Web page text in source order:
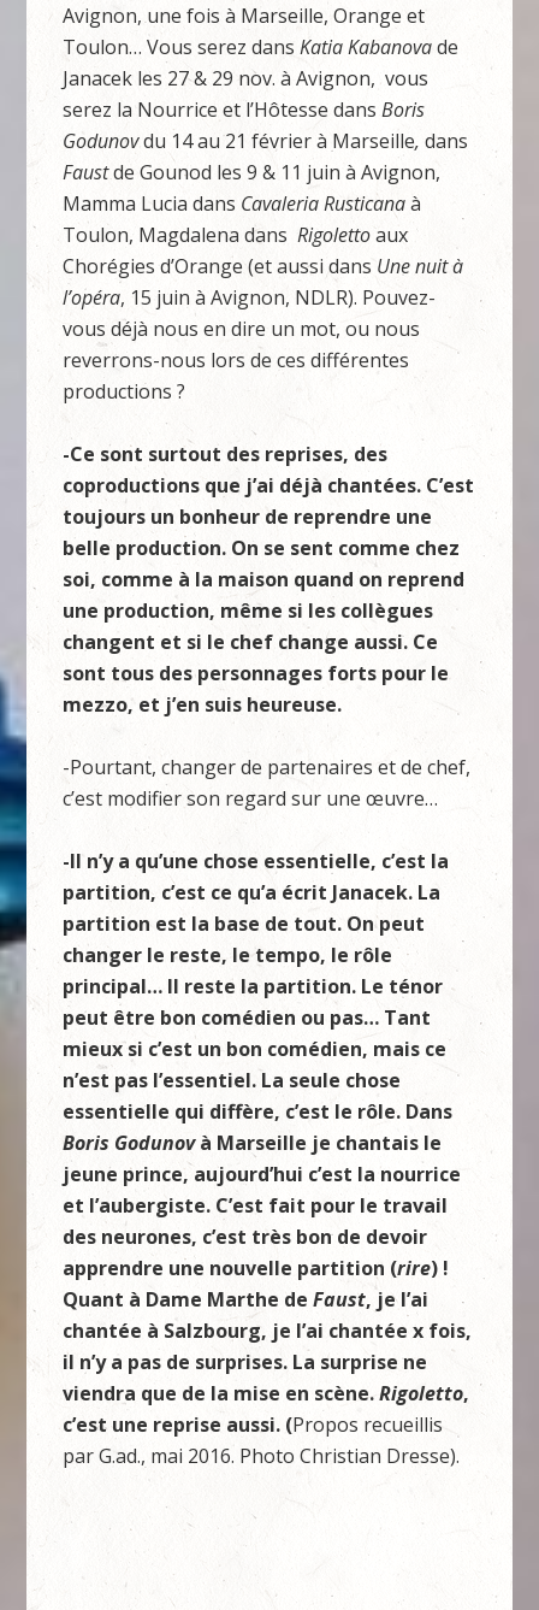
Avignon, une fois à Marseille, Orange et
Toulon… Vous serez dans Katia Kabanovade
Janacek les 27 & 29 nov. à Avignon, vous
serez la Nourrice et l’Hôtesse dansBoris
Godunovdu 14 au 21 février à Marseille,dans
Faustde Gounod les 9 & 11 juin à Avignon,
Mamma Lucia dans Cavaleria Rusticanaà
Toulon, Magdalena dansRigolettoaux
Chorégies d’Orange (et aussi dans Une nuit à
l’opéra, 15 juin à Avignon, NDLR). Pouvez-
vous déjà nous en dire un mot, ou nous
reverrons-nous lors de ces différentes
productions ?
-Ce sont surtout des reprises, des
coproductions que j’ai déjà chantées. C’est
toujours un bonheur de reprendre une
belle production. On se sent comme chez
soi, comme à la maison quand on reprend
une production, même si les collègues
changent et si le chef change aussi. Ce
sont tous des personnages forts pour le
mezzo, et j’en suis heureuse.
-Pourtant, changer de partenaires et de chef,
c’est modifier son regard sur une œuvre…
-Il n’y a qu’une chose essentielle, c’est la
partition, c’est ce qu’a écrit Janacek. La
partition est la base de tout. On peut
changer le reste, le tempo, le rôle
principal… Il reste la partition. Le ténor
peut être bon comédien ou pas… Tant
mieux si c’est un bon comédien, mais ce
n’est pas l’essentiel. La seule chose
essentielle qui diffère, c’est le rôle. Dans
Boris Godunovà Marseille je chantais le
jeune prince, aujourd’hui c’est la nourrice
et l’aubergiste. C’est fait pour le travail
des neurones, c’est très bon de devoir
apprendre une nouvelle partition (rire) !
Quant à Dame Marthe deFaust, je l’ai
chantée à Salzbourg, je l’ai chantée x fois,
il n’y a pas de surprises. La surprise ne
viendra que de la mise en scène.Rigoletto,
c’est une reprise aussi. (Propos recueillis
par G.ad., mai 2016. Photo Christian Dresse).